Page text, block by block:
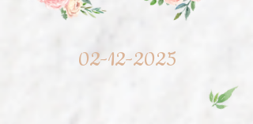
02-12-2025